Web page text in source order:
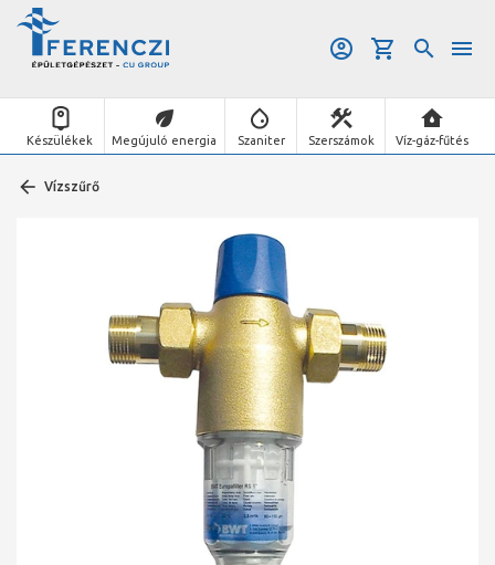
Készülékek Megújuló energia Szaniter Szerszámok Víz-gáz-fűtés
Vízszűrő